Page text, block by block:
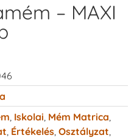
– MAXI
Iskolai Mém Matrica
Értékelés Osztályzat